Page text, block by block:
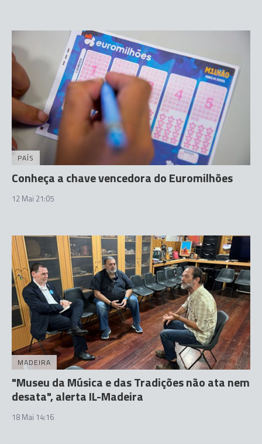
PAÍS
Conheça a chave vencedora do Euromilhões
12 Mai 21:05
MADEIRA
"Museu da Música e das Tradições não ata nem
desata", alerta IL-Madeira
18 Mai 14:16